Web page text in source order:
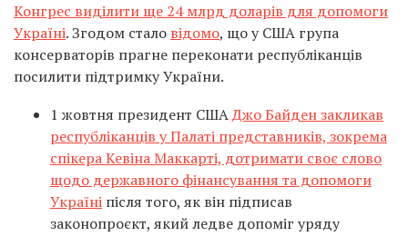
Конгрес виділити ще 24 млрд доларів для допомоги
Україні. Згодом стало відомо, що у США група
консерваторів прагне переконати республіканців
посилити підтримку України.
1 жовтня президент СШАДжо Байден закликав
республіканців у Палаті представників, зокрема
спікера Кевіна Маккарті, дотримати своє слово
щодо державного фінансування та допомоги
Україні після того, як він підписав
законопроєкт, який ледве допоміг уряду